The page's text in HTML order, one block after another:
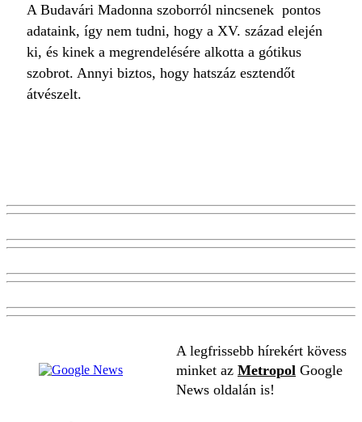
A Budavári Madonna szoborról nincsenek pontos
adataink, így nem tudni, hogy a XV. század elején
ki, és kinek a megrendelésére alkotta a gótikus
szobrot. Annyi biztos, hogy hatszáz esztendőt
átvészelt.
A legfrissebb hírekért kövess
minket az Metropol Google
News oldalán is!